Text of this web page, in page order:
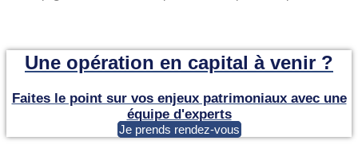
Une opération en capital à venir ?
Faites le point sur vos enjeux patrimoniaux avec une
équipe d'experts
Je prends rendez-vous